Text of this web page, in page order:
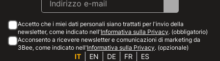
Accetto che i miei dati personali siano trattati per l'invio della
newsletter, come indicato nell'Informativa sulla Privacy. (obbligatorio)
Acconsento a ricevere newsletter e comunicazioni di marketing da
3Bee, come indicato nell'Informativa sulla Privacy. (opzionale)
IT EN DE FR ES